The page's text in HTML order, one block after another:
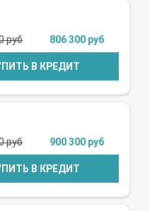
руб 806 300 руб
В КРЕДИТ
руб 900 300 руб
В КРЕДИТ